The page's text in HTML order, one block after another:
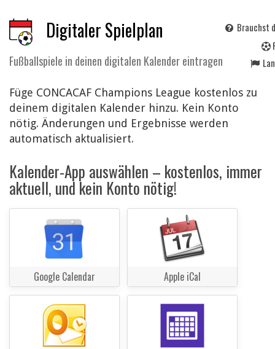
Digitaler Spielplan
Fußballspiele in deinen digitalen Kalender eintragen
Brauchst
Füge CONCACAF Champions League kostenlos zu
deinem digitalen Kalender hinzu. Kein Konto
nötig. Änderungen und Ergebnisse werden
automatisch aktualisiert.
Kalender-App auswählen – kostenlos, immer
aktuell, und kein Konto nötig!
Google Calendar Apple iCal